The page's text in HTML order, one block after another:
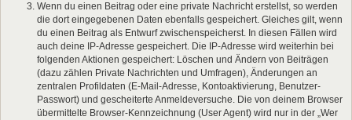
Wenn du einen Beitrag oder eine private Nachricht erstellst, so werden
die dort eingegebenen Daten ebenfalls gespeichert. Gleiches gilt, wenn
du einen Beitrag als Entwurf zwischenspeicherst. In diesen Fällen wird
auch deine IP-Adresse gespeichert. Die IP-Adresse wird weiterhin bei
folgenden Aktionen gespeichert: Löschen und Ändern von Beiträgen
(dazu zählen Private Nachrichten und Umfragen), Änderungen an
zentralen Profildaten (E-Mail-Adresse, Kontoaktivierung, Benutzer-
Passwort) und gescheiterte Anmeldeversuche. Die von deinem Browser
übermittelte Browser-Kennzeichnung (User Agent) wird nur in der „Wer